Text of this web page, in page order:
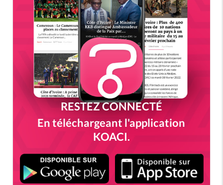
RESTEZ CONNECTÉ
En téléchargeant l'application
KOACI.